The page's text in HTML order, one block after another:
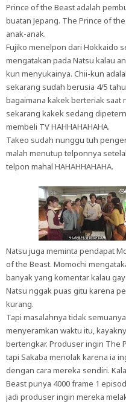
Prince of the Beast adalah
buatan Jepang. The Prince of
anak-anak.
Fujiko menelpon dari Hokkaido
mengatakan pada Natsu kalau
kun menyukainya. Chii-kun
sekarang sudah berusia 4/5
bagaimana kakek berteriak saat
sekarang kakek sedang
membeli TV HAHHAHAHAHA.
Takeo sudah nunggu tuh
malah menutup telponnya
telpon mahal HAHAHHAHAHA.
Natsu juga meminta pendapat
of the Beast. Momochi
banyak yang komentar kalau
Natsu nggak puas gitu karena
kurang.
Tapi masalahnya tidak
menyeramkan waktu itu,
bertengkar. Produser ingin The
tapi Sakaba menolak karena ia
dengan cara mereka sendiri.
Beast punya 4000 frame 1
jadi produser ingin mereka